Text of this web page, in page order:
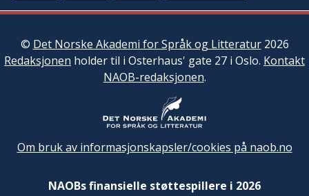
© Det Norske Akademi for Språk og Litteratur2026
Redaksjonen holder til i Osterhaus' gate 27 i Oslo. Kontakt
NAOB-redaksjonen.
Om bruk av informasjonskapsler/cookies på naob.no
NAOBs finansielle støttespillere i 2026